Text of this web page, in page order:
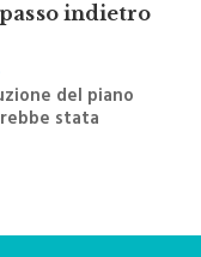
indietro
del piano
stata